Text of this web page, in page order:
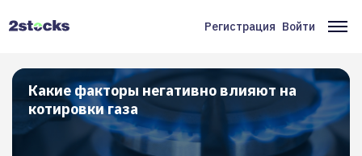
Меню
учётной
записи
пользователя
Регистрация Войти
Какие факторы негативно влияют на
котировки газа